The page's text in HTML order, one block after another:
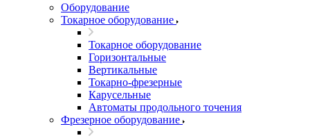
Оборудование
Токарное оборудование
Токарное оборудование
Горизонтальные
Вертикальные
Токарно-фрезерные
Карусельные
Автоматы продольного точения
Фрезерное оборудование